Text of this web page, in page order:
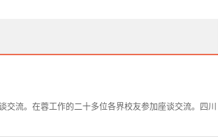
流。在蓉工作的二十多位各界校友参加座谈交流。四川